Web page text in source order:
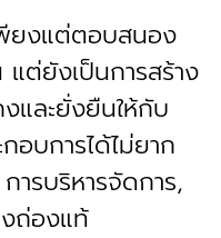
พียงแต่ตอบสนอง
แต่ยังเป็นการสร้าง
และยั่งยืนให้กับ
อบการได้ไม่ยาก
ารบริหารจัดการ,
งถ่องแท้